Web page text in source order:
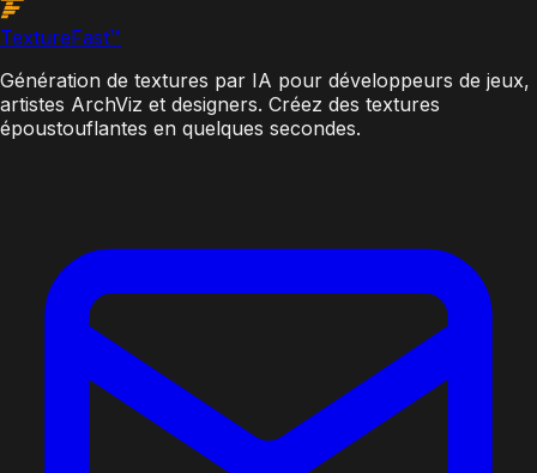
TextureFast™
Génération de textures par IA pour développeurs de jeux,
artistes ArchViz et designers. Créez des textures
époustouflantes en quelques secondes.